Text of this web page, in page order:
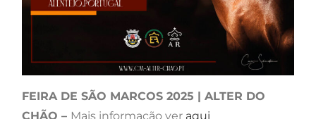
FEIRA DE SÃO MARCOS 2025 | ALTER DO
CHÃO – Mais informação ver aqui